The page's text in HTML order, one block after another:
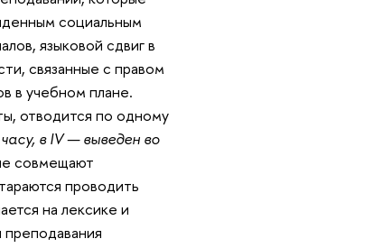
социальным
языковой сдвиг в
связанные с правом
в учебном плане.
отводится по одному
в IV — выведен во
совмещают
проводить
на лексике и